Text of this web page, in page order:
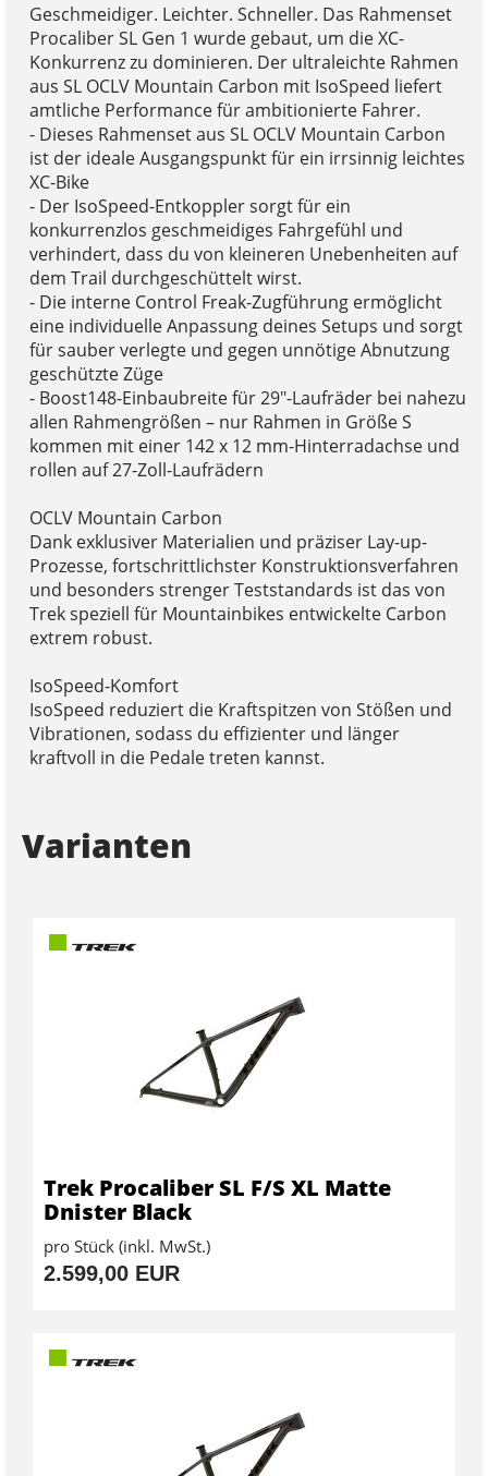
Geschmeidiger. Leichter. Schneller. Das Rahmenset
Procaliber SL Gen 1 wurde gebaut, um die XC-
Konkurrenz zu dominieren. Der ultraleichte Rahmen
aus SL OCLV Mountain Carbon mit IsoSpeed liefert
amtliche Performance für ambitionierte Fahrer.
- Dieses Rahmenset aus SL OCLV Mountain Carbon
ist der ideale Ausgangspunkt für ein irrsinnig leichtes
XC-Bike
- Der IsoSpeed-Entkoppler sorgt für ein
konkurrenzlos geschmeidiges Fahrgefühl und
verhindert, dass du von kleineren Unebenheiten auf
dem Trail durchgeschüttelt wirst.
- Die interne Control Freak-Zugführung ermöglicht
eine individuelle Anpassung deines Setups und sorgt
für sauber verlegte und gegen unnötige Abnutzung
geschützte Züge
- Boost148-Einbaubreite für 29"-Laufräder bei nahezu
allen Rahmengrößen – nur Rahmen in Größe S
kommen mit einer 142 x 12 mm-Hinterradachse und
rollen auf 27-Zoll-Laufrädern
OCLV Mountain Carbon
Dank exklusiver Materialien und präziser Lay-up-
Prozesse, fortschrittlichster Konstruktionsverfahren
und besonders strenger Teststandards ist das von
Trek speziell für Mountainbikes entwickelte Carbon
extrem robust.
IsoSpeed-Komfort
IsoSpeed reduziert die Kraftspitzen von Stößen und
Vibrationen, sodass du effizienter und länger
kraftvoll in die Pedale treten kannst.
Varianten
Trek Procaliber SL F/S XL Matte
Dnister Black
pro Stück (inkl. MwSt.)
2.599,00 EUR